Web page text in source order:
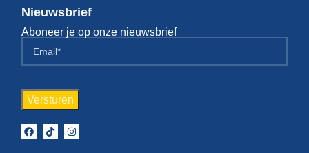
een veelgebruikte oplossing. En wanneer nette, duurzame
voegen belangrijk zijn, kom je al snel uit bijvoegmortelof
doorstrijkmortel.
Mortel voor beton en vloeren
Bij veel renovatie- en herstelklussen draait het om
betonvloeren, cementgebonden ondergronden en andere
Nieuwsbrief
Aboneer je op onze nieuwsbrief